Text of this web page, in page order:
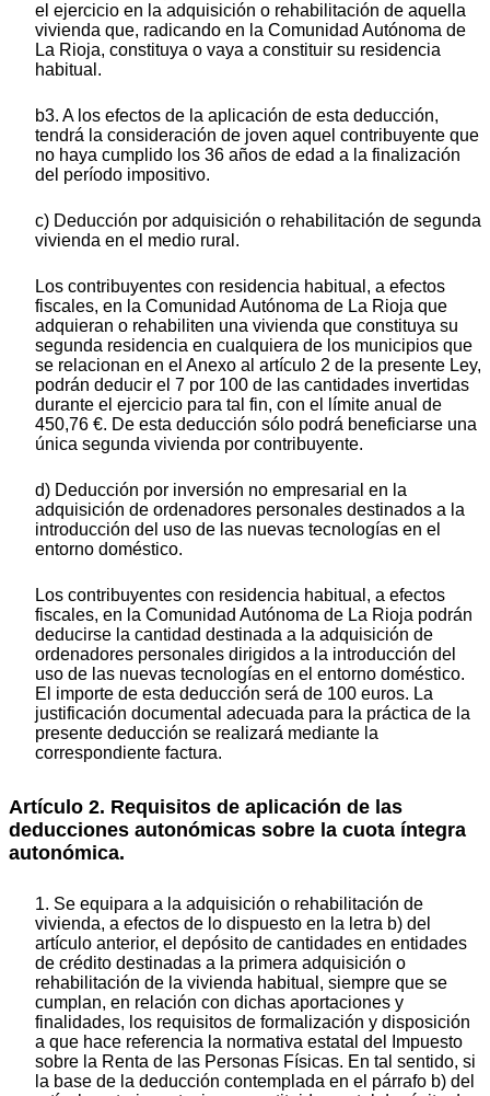
el ejercicio en la adquisición o rehabilitación de aquella
vivienda que, radicando en la Comunidad Autónoma de
La Rioja, constituya o vaya a constituir su residencia
habitual.
b3. A los efectos de la aplicación de esta deducción,
tendrá la consideración de joven aquel contribuyente que
no haya cumplido los 36 años de edad a la finalización
del período impositivo.
c) Deducción por adquisición o rehabilitación de segunda
vivienda en el medio rural.
Los contribuyentes con residencia habitual, a efectos
fiscales, en la Comunidad Autónoma de La Rioja que
adquieran o rehabiliten una vivienda que constituya su
segunda residencia en cualquiera de los municipios que
se relacionan en el Anexo al artículo 2 de la presente Ley,
podrán deducir el 7 por 100 de las cantidades invertidas
durante el ejercicio para tal fin, con el límite anual de
450,76 €. De esta deducción sólo podrá beneficiarse una
única segunda vivienda por contribuyente.
d) Deducción por inversión no empresarial en la
adquisición de ordenadores personales destinados a la
introducción del uso de las nuevas tecnologías en el
entorno doméstico.
Los contribuyentes con residencia habitual, a efectos
fiscales, en la Comunidad Autónoma de La Rioja podrán
deducirse la cantidad destinada a la adquisición de
ordenadores personales dirigidos a la introducción del
uso de las nuevas tecnologías en el entorno doméstico.
El importe de esta deducción será de 100 euros. La
justificación documental adecuada para la práctica de la
presente deducción se realizará mediante la
correspondiente factura.
Artículo 2. Requisitos de aplicación de las
deducciones autonómicas sobre la cuota íntegra
autonómica.
1. Se equipara a la adquisición o rehabilitación de
vivienda, a efectos de lo dispuesto en la letra b) del
artículo anterior, el depósito de cantidades en entidades
de crédito destinadas a la primera adquisición o
rehabilitación de la vivienda habitual, siempre que se
cumplan, en relación con dichas aportaciones y
finalidades, los requisitos de formalización y disposición
a que hace referencia la normativa estatal del Impuesto
sobre la Renta de las Personas Físicas. En tal sentido, si
la base de la deducción contemplada en el párrafo b) del